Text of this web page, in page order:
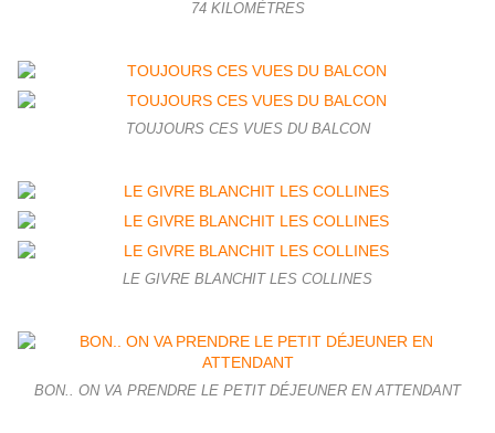
74 KILOMÈTRES
TOUJOURS CES VUES DU BALCON
LE GIVRE BLANCHIT LES COLLINES
BON.. ON VA PRENDRE LE PETIT DÉJEUNER EN ATTENDANT